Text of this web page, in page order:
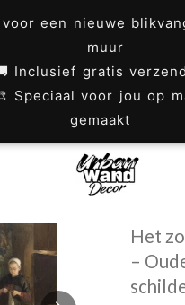
een nieuwe
muur
Inclusief gratis
Speciaal voor jou op
gemaakt
Het
–